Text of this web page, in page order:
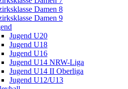
Damen 8
Damen 9
Jugend U20
Jugend U18
Jugend U16
Jugend U14 NRW-Liga
Jugend U14 II Oberliga
Jugend U12/U13